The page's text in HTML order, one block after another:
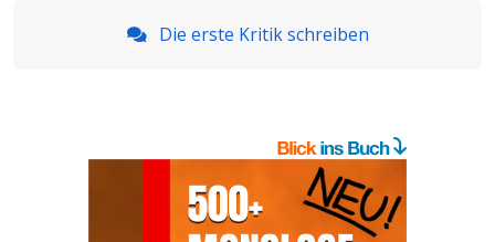
Die erste Kritik schreiben